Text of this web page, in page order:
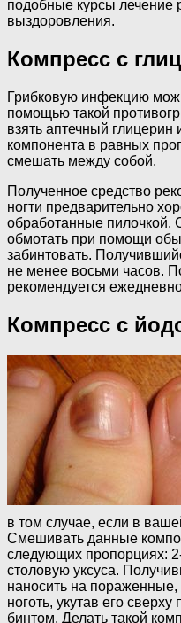
подобные курсы лечение
выздоровления.
Компресс с
Грибковую инфекцию
помощью такой
взять аптечный глицерин
компонента в равных
смешать между собой.
Полученное средство
ногти предварительно
обработанные пилочкой.
обмотать при помощи
забинтовать.
не менее восьми часов.
рекомендуется
Компресс с
в том случае, если в
Смешивать данные
следующих пропорциях:
столовую уксуса.
наносить на
ноготь, укутав его
бинтом. Делать такой